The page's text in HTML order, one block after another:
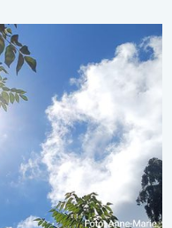
lucht. . . zaterdag